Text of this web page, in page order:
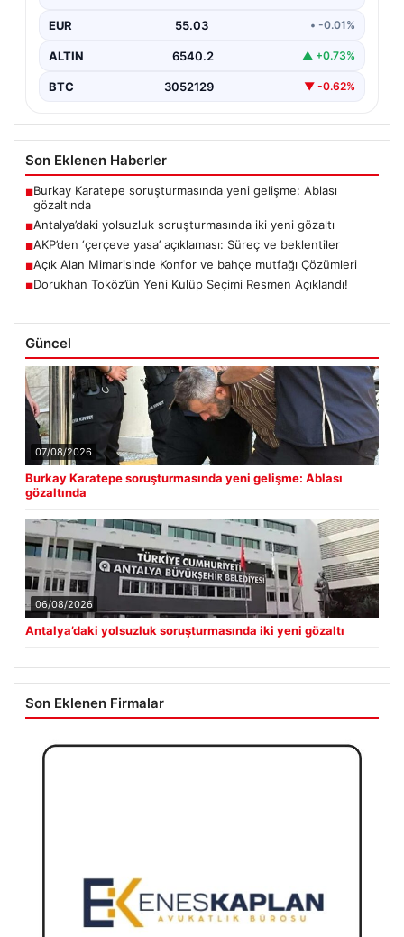
EUR 55.03 • -0.01%
ALTIN 6540.2 ▲ +0.73%
BTC 3052129 ▼ -0.62%
Son Eklenen Haberler
■Burkay Karatepe soruşturmasında yeni gelişme: Ablası
gözaltında
■Antalya’daki yolsuzluk soruşturmasında iki yeni gözaltı
■AKP’den ‘çerçeve yasa’ açıklaması: Süreç ve beklentiler
■Açık Alan Mimarisinde Konfor ve bahçe mutfağı Çözümleri
■Dorukhan Toköz’ün Yeni Kulüp Seçimi Resmen Açıklandı!
Güncel
07/08/2026
Burkay Karatepe soruşturmasında yeni gelişme: Ablası
gözaltında
06/08/2026
Antalya’daki yolsuzluk soruşturmasında iki yeni gözaltı
Son Eklenen Firmalar